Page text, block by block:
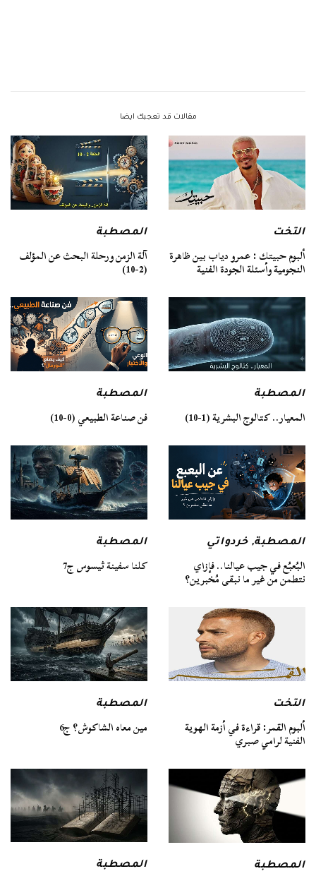
مقالات قد تعجبك ايضا
التخت
ألبوم حبيتك : عمرو دياب بين ظاهرة
النجومية وأسئلة الجودة الفنية
المصطبة
آلة الزمن ورحلة البحث عن المؤلف
(2-10)
المصطبة
المعيار.. كتالوج البشرية (1-10)
المصطبة
فن صناعة الطبيعي (0-10)
المصطبة,خردواتي
البُعبُع في جيب عيالنا.. فإزاي
نتطمن من غير ما نبقى مُخبرين؟
المصطبة
كلنا سفينة ثيسوس ج7
التخت
ألبوم القمر: قراءة في أزمة الهوية
الفنية لرامي صبري
المصطبة
مين معاه الشاكوش؟ ج6
المصطبة المصطبة